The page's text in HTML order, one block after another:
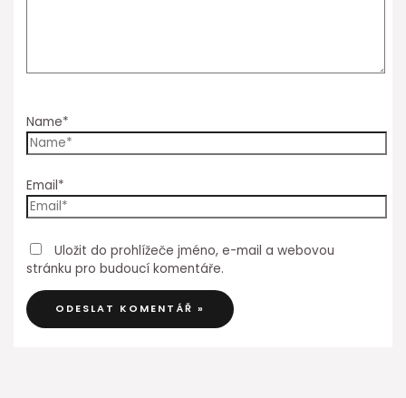
Name*
Email*
Uložit do prohlížeče jméno, e-mail a webovou
stránku pro budoucí komentáře.